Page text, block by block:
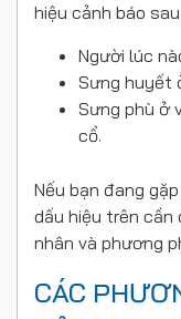
hiệu cảnh báo
Người lúc
Sưng huyết
Sưng phù ở
cổ.
Nếu bạn đang
dấu hiệu trên cần
nhân và phương
CÁC